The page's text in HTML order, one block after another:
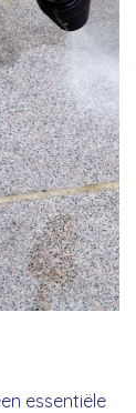
essentiële